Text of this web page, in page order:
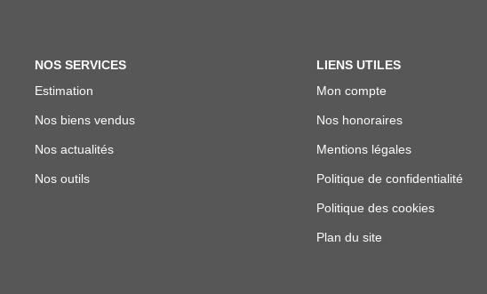
NOS SERVICES
Estimation
Nos biens vendus
Nos actualités
Nos outils
LIENS UTILES
Mon compte
Nos honoraires
Mentions légales
Politique de confidentialité
Politique des cookies
Plan du site